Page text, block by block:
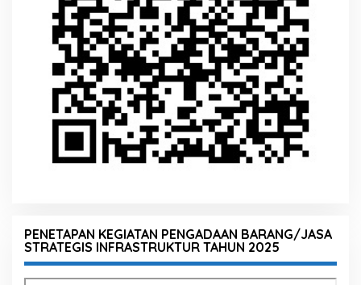
PENETAPAN KEGIATAN PENGADAAN BARANG/JASA
STRATEGIS INFRASTRUKTUR TAHUN 2025